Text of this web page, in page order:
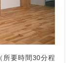
要時間30分程